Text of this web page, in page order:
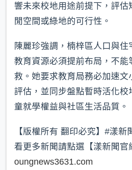
響未來校地用途前提下，評估
閒空間或綠地的可行性。
陳麗珍強調，楠梓區人口與住
教育資源必須提前布局，不能
救。她要求教育局務必加速文
評估，並同步盤點暫時活化校
童就學權益與社區生活品質。
【版權所有 翻印必究】#漾新
看更多新聞請點選【漾新聞官
oungnews3631.com